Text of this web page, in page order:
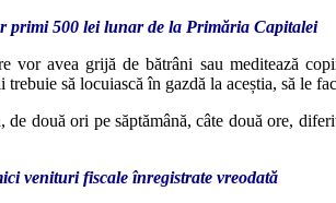
primi 500 lei lunar de la Primăria Capitalei
vor avea grijă de bătrâni sau meditează
să locuiască în gazdă la aceștia, să le
de două ori pe săptămână, câte două ore,
venituri fiscale înregistrate vreodată